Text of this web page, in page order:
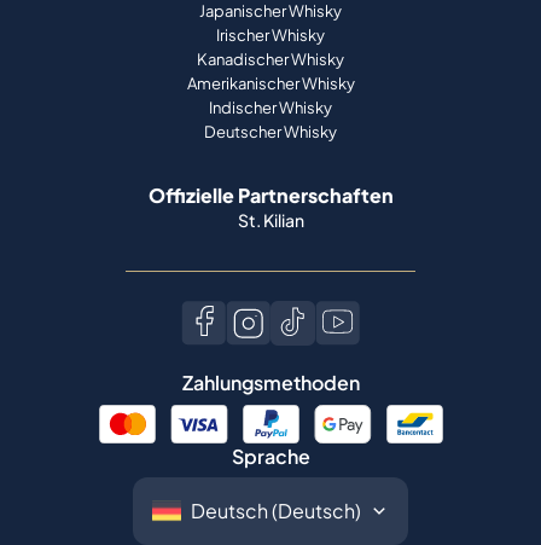
Japanischer Whisky
Irischer Whisky
Kanadischer Whisky
Amerikanischer Whisky
Indischer Whisky
Deutscher Whisky
Offizielle Partnerschaften
St. Kilian
Zahlungsmethoden
Sprache